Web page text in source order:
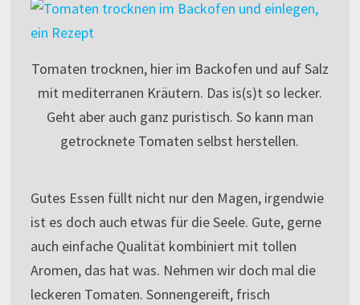
Tomaten trocknen, hier im Backofen und auf Salz
mit mediterranen Kräutern. Das is(s)t so lecker.
Geht aber auch ganz puristisch. So kann man
getrocknete Tomaten selbst herstellen.
Gutes Essen füllt nicht nur den Magen, irgendwie
ist es doch auch etwas für die Seele. Gute, gerne
auch einfache Qualität kombiniert mit tollen
Aromen, das hat was. Nehmen wir doch mal die
leckeren Tomaten. Sonnengereift, frisch